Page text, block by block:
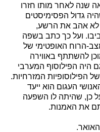
שנה לאחר מותו חזרו
גדול הפסימיסטים
לא אהב את הרשע,
ועל כך כתב בשפה
הרוח האופטימי של
להשתתף באווירה
היה הפילוסוף המערבי
הפילוסופיות המזרחיות.
העגום הוא ייעד
כן, שהיתה לו השפעה
את האמנות.